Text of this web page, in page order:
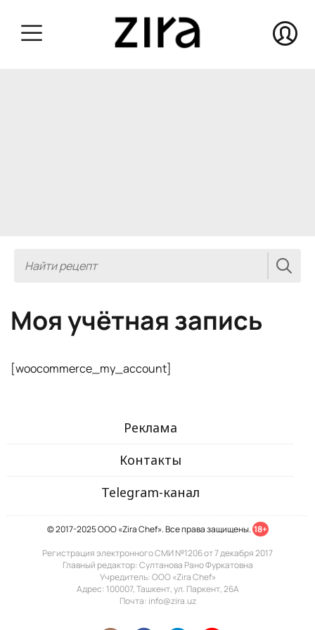
Моя учётная запись
[woocommerce_my_account]
Реклама
Контакты
Telegram-канал
© 2017-2025 ООО «Zira Chef». Все права защищены. 18+
Регистрация электронного СМИ №1206 от 7 декабря 2017
Главный редактор: Султанова Рано Фуркатовна
Учредитель: ООО «Zira Chef»
Адрес: 100007, Ташкент, ул. Паркент, 26А
Почта: info@zira.uz